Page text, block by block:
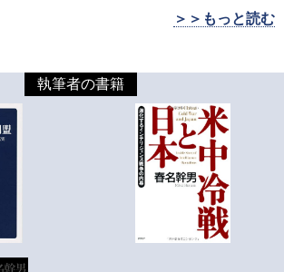
＞＞もっと読む
執筆者の書籍